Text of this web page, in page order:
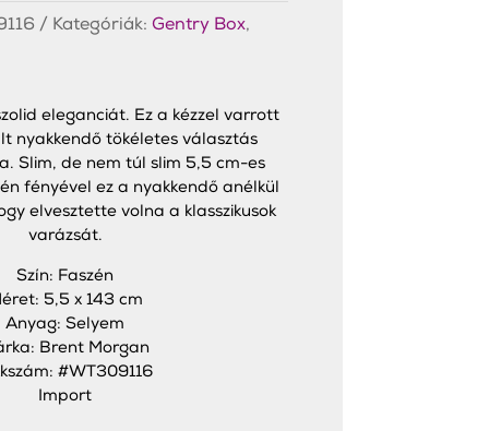
Kategóriák: Gentry Box,
eleganciát. Ez a kézzel varrott
nyakkendő tökéletes választás
Slim, de nem túl slim 5,5 cm-es
fényével ez a nyakkendő anélkül
elvesztette volna a klasszikusok
varázsát.
Szín: Faszén
5,5 x 143 cm
Anyag: Selyem
Brent Morgan
#WT309116
Import